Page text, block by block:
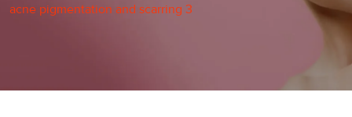
acne pigmentation and scarring 3